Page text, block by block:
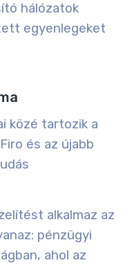
hálózatok
egyenlegeket
közé tartozik a
és az újabb
alkalmaz az
pénzügyi
ahol az